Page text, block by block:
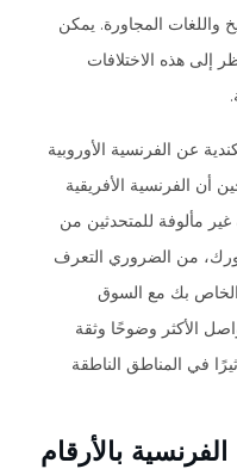
واللغات المجاورة. يمكن
إلى هذه الاختلافات
عن الفرنسية الأوروبية
أن الفرنسية الأفريقية
مألوفة للمتحدثين من
من الضروري التعرف
الخاص بك مع السوق
الأكثر وضوحًا وثقة
في المناطق الناطقة
الفرنسية بالأرقام